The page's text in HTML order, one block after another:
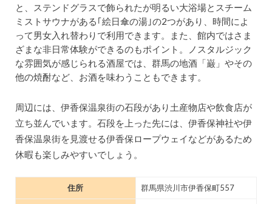
と、ステンドグラスで飾られたが明るい大浴場とスチーム
ミストサウナがある｢絵日傘の湯｣の2つがあり、時間によ
って男女入れ替わりで利用できます。また、館内ではさま
ざまな非日常体験ができるのもポイント。ノスタルジック
な雰囲気が感じられる酒屋では、群馬の地酒「巌」やその
他の焼酎など、お酒を味わうこともできます。
周辺には、伊香保温泉街の石段があり土産物店や飲食店が
立ち並んでいます。石段を上った先には、伊香保神社や伊
香保温泉街を見渡せる伊香保ロープウェイなどがあるため
休暇も楽しみやすいでしょう。
住所 群馬県渋川市伊香保町557